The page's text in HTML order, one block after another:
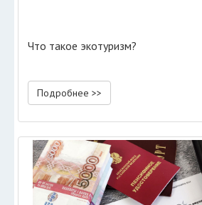
Что такое экотуризм?
Подробнее >>